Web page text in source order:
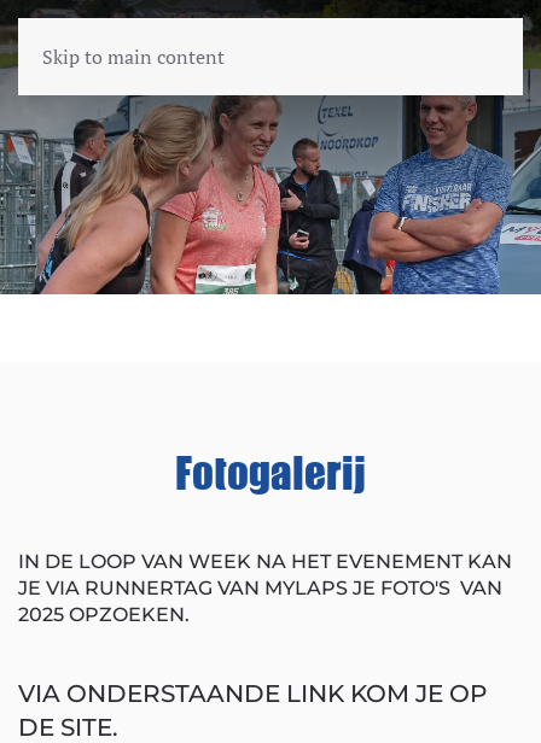
Skip to main content
Fotogalerij
IN DE LOOP VAN WEEK NA HET EVENEMENT KAN
JE VIA RUNNERTAG VAN MYLAPS JE FOTO'S VAN
2025 OPZOEKEN.
VIA ONDERSTAANDE LINK KOM JE OP
DE SITE.